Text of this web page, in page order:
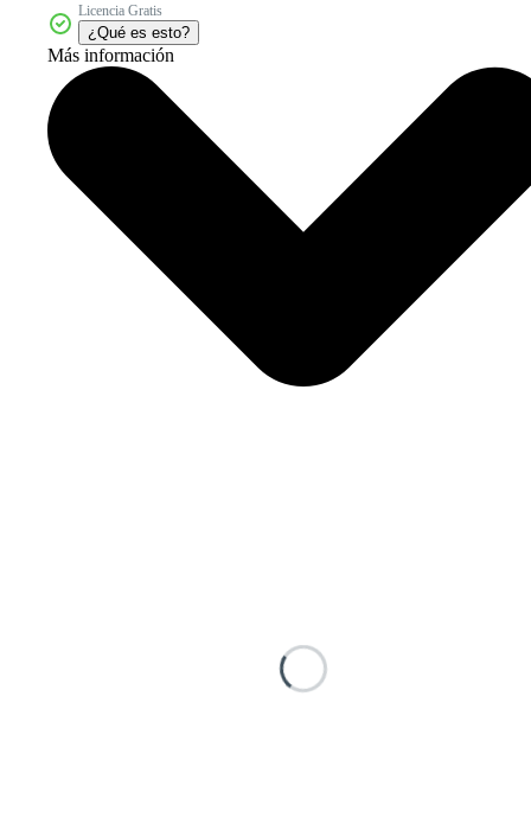
Licencia Gratis
¿Qué es esto?
Más información